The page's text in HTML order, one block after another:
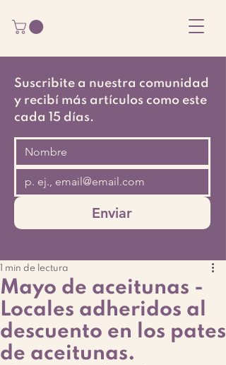
Suscribite a nuestra comunidad
y recibí más artículos como este
cada 15 días.
Enviar
Mayo de aceitunas -
Locales adheridos al
descuento en los pates
de aceitunas.
1 min de lectura